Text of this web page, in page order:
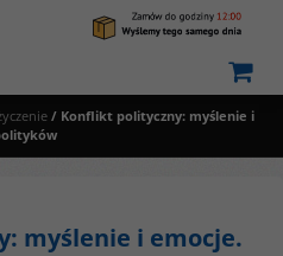
/ Konflikt polityczny: myślenie i
myślenie i emocje.